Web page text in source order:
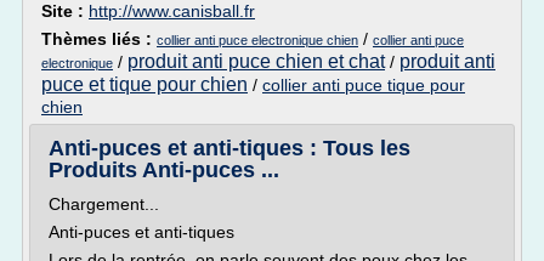
Site : http://www.canisball.fr
Thèmes liés : collier anti puce electronique chien / collier anti puce
electronique / produit anti puce chien et chat/ produit anti
puce et tique pour chien / collier anti puce tique pour
chien
Anti-puces et anti-tiques : Tous les
Produits Anti-puces ...
Chargement...
Anti-puces et anti-tiques